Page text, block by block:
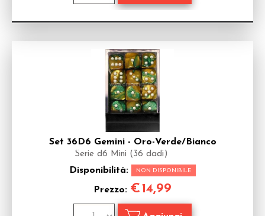
Set 36D6 Gemini - Oro-Verde/Bianco
Serie d6 Mini (36 dadi)
Disponibilità: NON DISPONIBILE
Prezzo: €14,99